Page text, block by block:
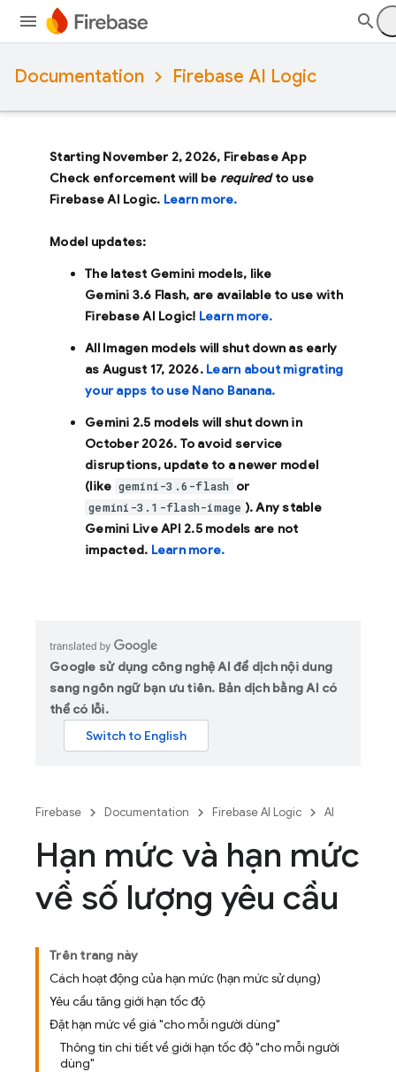
Documentation Firebase AI Logic
Starting November 2, 2026, Firebase App
Check enforcement will be requiredto use
Firebase AI Logic. Learn more.
Model updates:
The latest Gemini models, like
Gemini 3.6 Flash, are available to use with
Firebase AI Logic! Learn more.
All Imagen models will shut down as early
as August 17, 2026. Learn about migrating
your apps to use Nano Banana.
Gemini 2.5 models will shut down in
October 2026. To avoid service
disruptions, update to a newer model
(like gemini-3.6-flash or
gemini-3.1-flash-image ). Any stable
Gemini Live API 2.5 models are not
impacted. Learn more.
Google sử dụng công nghệ AI để dịch nội dung
sang ngôn ngữ bạn ưu tiên. Bản dịch bằng AI có
thể có lỗi.
Firebase Documentation Firebase AI Logic AI
Hạn mức và hạn mức
về số lượng yêu cầu
Trên trang này
Cách hoạt động của hạn mức (hạn mức sử dụng)
Yêu cầu tăng giới hạn tốc độ
Đặt hạn mức về giá "cho mỗi người dùng"
Thông tin chi tiết về giới hạn tốc độ "cho mỗi người
dùng"